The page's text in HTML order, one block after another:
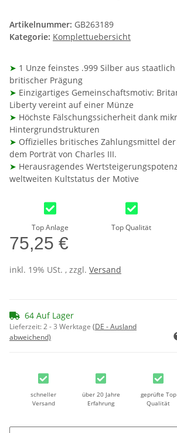
Artikelnummer: GB263189
Kategorie: Komplettuebersicht
➤ 1 Unze feinstes .999 Silber aus
britischer Prägung
➤ Einzigartiges Gemeinschaftsmotiv:
Liberty vereint auf einer Münze
➤ Höchste Fälschungssicherheit dank
Hintergrundstrukturen
➤ Offizielles britisches Zahlungsmittel
dem Porträt von Charles III.
➤ Herausragendes
weltweiten Kultstatus der Motive
Top Anlage Top Qualität
75,25 €
inkl. 19% USt. , zzgl. Versand
64 Auf Lager
Lieferzeit:2 - 3 Werktage (DE - Ausland
abweichend)
schneller
Versand
über 20 Jahre
Erfahrung
geprüfte Top
Qualität